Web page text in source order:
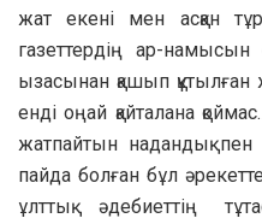
жат екені мен асқан
газеттердің ар-намысын
ызасынан қашып
енді оңай қайталана
жатпайтын надандық
пайда болған бұл
ұлттық әдебиеттің